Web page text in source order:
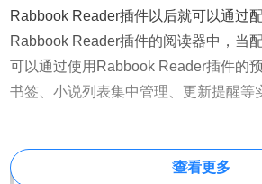
Rabbook Reader插件以后就可以通过
Rabbook Reader插件的阅读器中，当
可以通过使用Rabbook Reader插件的
书签、小说列表集中管理、更新提醒等
查看更多